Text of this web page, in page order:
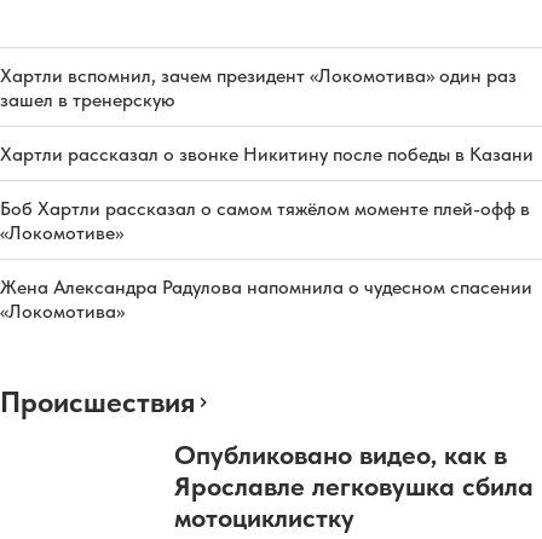
Хартли вспомнил, зачем президент «Локомотива» один раз
зашел в тренерскую
Хартли рассказал о звонке Никитину после победы в Казани
Боб Хартли рассказал о самом тяжёлом моменте плей-офф в
«Локомотиве»
Жена Александра Радулова напомнила о чудесном спасении
«Локомотива»
Происшествия
Опубликовано видео, как в
Ярославле легковушка сбила
мотоциклистку